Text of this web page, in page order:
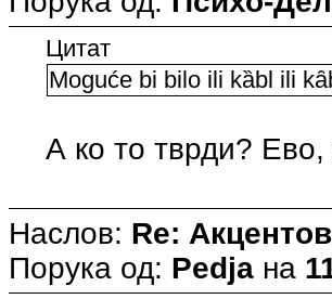
Цитат
Moguće bi bilo ili kȁbl ili
А ко то тврди?
Наслов: Re:
Порука од: Pedja на